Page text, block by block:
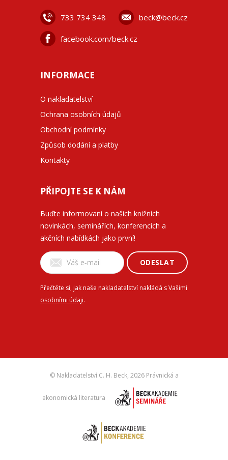
733 734 348 beck@beck.cz
facebook.com/beck.cz
INFORMACE
O nakladatelství
Ochrana osobních údajů
Obchodní podmínky
Způsob dodání a platby
Kontakty
PŘIPOJTE SE K NÁM
Buďte informovaní o našich knižních
novinkách, seminářích, konferencích a
akčních nabídkách jako první!
ODESLAT
Přečtěte si, jak naše nakladatelství nakládá s Vašimi
osobními údaji.
© Nakladatelství C. H. Beck, 2026 Právnická a
ekonomická literatura